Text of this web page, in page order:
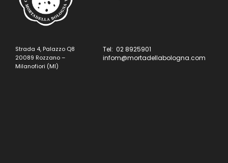
Strada 4, Palazzo Q8
20089 Rozzano –
Milanofiori (MI)
Tel: 02 8925901
infom@mortadellabologna.com